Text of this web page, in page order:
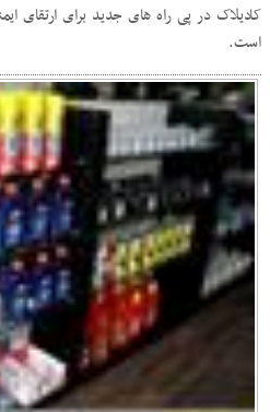
کادیلاک در پی راه های جدید برای ارتقای
است.